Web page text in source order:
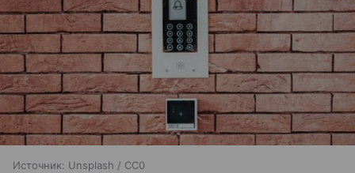
Источник: Unsplash / CC0